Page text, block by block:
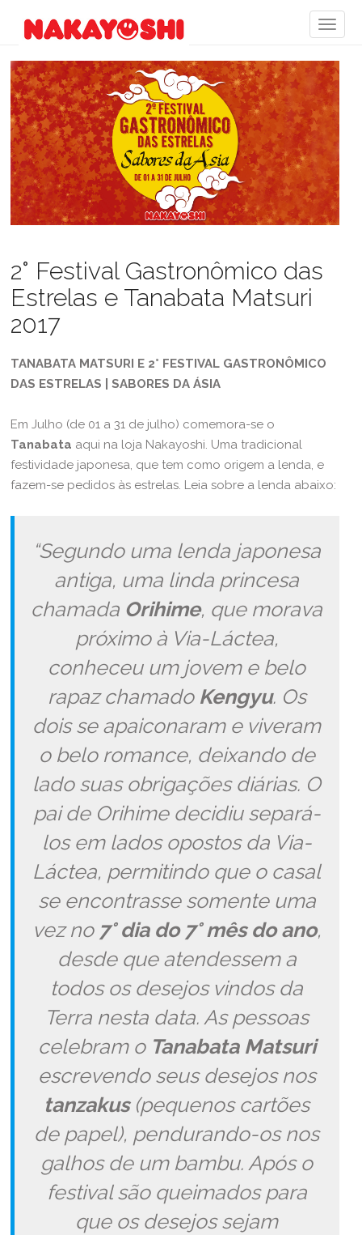
2° Festival Gastronômico das
Estrelas e Tanabata Matsuri
2017
TANABATA MATSURI E 2° FESTIVAL GASTRONÔMICO
DAS ESTRELAS | SABORES DA ÁSIA
Em Julho (de 01 a 31 de julho) comemora-se o
Tanabata aqui na loja Nakayoshi. Uma tradicional
festividade japonesa, que tem como origem a lenda, e
fazem-se pedidos às estrelas. Leia sobre a lenda abaixo:
“Segundo uma lenda japonesa
antiga, uma linda princesa
chamada Orihime, que morava
próximo à Via-Láctea,
conheceu um jovem e belo
rapaz chamado Kengyu. Os
dois se apaiconaram e viveram
o belo romance, deixando de
lado suas obrigações diárias. O
pai de Orihime decidiu separá-
los em lados opostos da Via-
Láctea, permitindo que o casal
se encontrasse somente uma
vez no 7° dia do 7° mês do ano,
desde que atendessem a
todos os desejos vindos da
Terra nesta data. As pessoas
celebram o Tanabata Matsuri
escrevendo seus desejos nos
tanzakus(pequenos cartões
de papel), pendurando-os nos
galhos de um bambu. Após o
festival são queimados para
que os desejos sejam